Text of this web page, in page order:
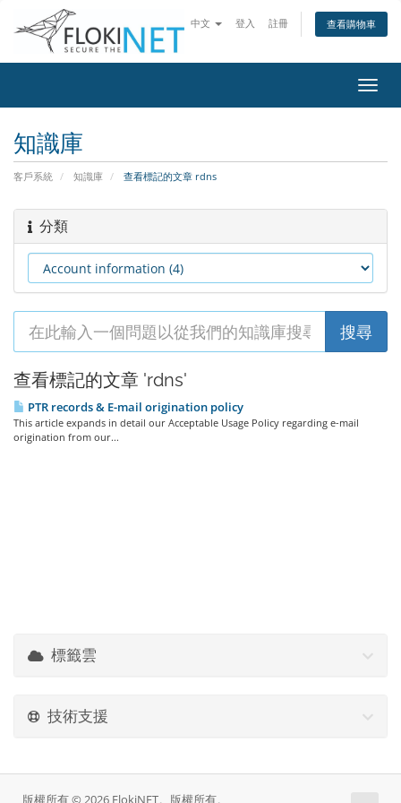
中文 登入 註冊 查看購物車
切
換
知識庫
客戶系統 知識庫 查看標記的文章 rdns
分類
查看標記的文章 'rdns'
PTR records & E-mail origination policy
This article expands in detail our Acceptable Usage Policy regarding e-mail
origination from our...
標籤雲
技術支援
版權所有 © 2026 FlokiNET。版權所有。